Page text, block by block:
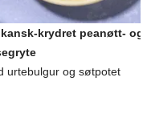
krydret peanøtt- og
urtebulgur og søtpotet